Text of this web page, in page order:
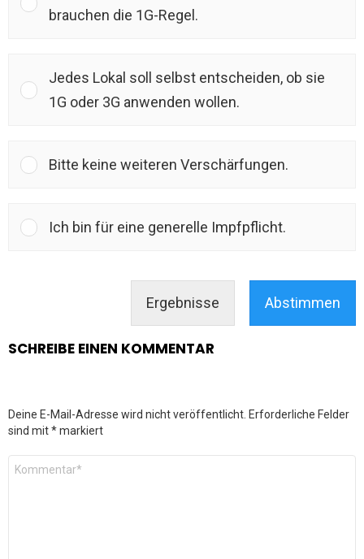
brauchen die 1G-Regel.
Jedes Lokal soll selbst entscheiden, ob sie
1G oder 3G anwenden wollen.
Bitte keine weiteren Verschärfungen.
Ich bin für eine generelle Impfpflicht.
Ergebnisse Abstimmen
SCHREIBE EINEN KOMMENTAR
Deine E-Mail-Adresse wird nicht veröffentlicht. Erforderliche Felder
sind mit*markiert
Kommentar